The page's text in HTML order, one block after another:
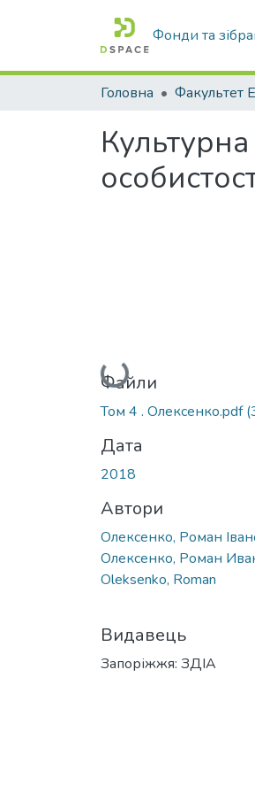
Фонди та
Головна
Вантажиться...
Файли
Том 4 . Олексенко.pdf
Дата
2018
Автори
Олексенко, Роман
Олексенко, Роман
Oleksenko, Roman
Видавець
Запоріжжя: ЗДІА